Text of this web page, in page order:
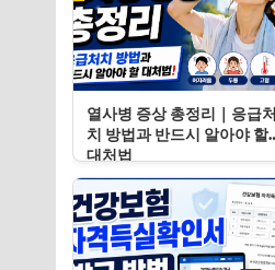
열사병 증상 총정리｜응급처
치 방법과 반드시 알아야 할
대처법